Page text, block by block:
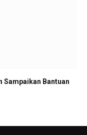
Sampaikan Bantuan